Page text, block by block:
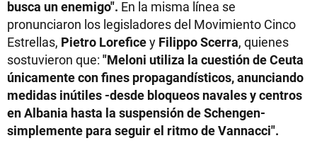
busca un enemigo". En la misma línea se
pronunciaron los legisladores del Movimiento Cinco
Estrellas, Pietro Loreficey Filippo Scerra, quienes
sostuvieron que: "Meloni utiliza la cuestión de Ceuta
únicamente con fines propagandísticos, anunciando
medidas inútiles -desde bloqueos navales y centros
en Albania hasta la suspensión de Schengen-
simplemente para seguir el ritmo de Vannacci".